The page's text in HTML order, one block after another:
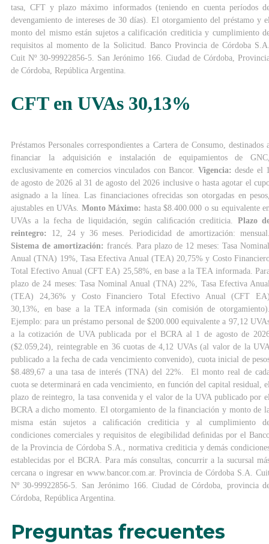
tasa, CFT y plazo máximo informados (teniendo en cuenta períodos
devengamiento de intereses de 30 días). El otorgamiento del préstamo y
monto del mismo están sujetos a calificación crediticia y cumplimiento
requisitos al momento de la Solicitud. Banco Provincia de Córdoba
Cuit Nº 30-99922856-5. San Jerónimo 166. Ciudad de Córdoba,
de Córdoba, República Argentina.
CFT en UVAs 30,13%
Préstamos Personales correspondientes a Cartera de Consumo, destinados
financiar la adquisición e instalación de equipamientos de
exclusivamente en comercios vinculados con Bancor. Vigencia:desde el
de agosto de 2026 al 31 de agosto del 2026 inclusive o hasta agotar el
asignado a la línea. Las financiaciones ofrecidas son otorgadas en
ajustables en UVAs. Monto Máximo: hasta $8.400.000 o su equivalente
UVAs a la fecha de liquidación, según caliﬁcación crediticia. Plazo
reintegro: 12, 24 y 36 meses. Periodicidad de amortización:
Sistema de amortización: francés. Para plazo de 12 meses: Tasa
Anual (TNA) 19%, Tasa Efectiva Anual (TEA) 20,75% y Costo
Total Efectivo Anual (CFT EA) 25,58%, en base a la TEA informada.
plazo de 24 meses: Tasa Nominal Anual (TNA) 22%, Tasa Efectiva
(TEA) 24,36% y Costo Financiero Total Efectivo Anual (CFT
30,13%, en base a la TEA informada (sin comisión de
Ejemplo: para un préstamo personal de $200.000 equivalente a 97,12
a la cotización de UVA publicada por el BCRA al 1 de agosto de
($2.059,24), reintegrable en 36 cuotas de 4,12 UVAs (al valor de la
publicado a la fecha de cada vencimiento convenido), cuota inicial de
$8.489,67 a una tasa de interés (TNA) del 22%. El monto real de
cuota se determinará en cada vencimiento, en función del capital residual,
plazo de reintegro, la tasa convenida y el valor de la UVA publicado por
BCRA a dicho momento. El otorgamiento de la financiación y monto de
misma están sujetos a caliﬁcación crediticia y al cumplimiento
condiciones comerciales y requisitos de elegibilidad deﬁnidas por el
de la Provincia de Córdoba S.A., normativa crediticia y demás
establecidas por el BCRA. Para más consultas, concurrir a la sucursal
cercana o ingresar en www.bancor.com.ar. Provincia de Córdoba S.A.
Nº 30-99922856-5. San Jerónimo 166. Ciudad de Córdoba, provincia
Córdoba, República Argentina.
Preguntas frecuentes